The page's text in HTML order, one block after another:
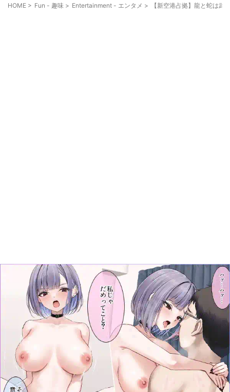
HOME > Fun - 趣味 > Entertainment - エンタメ > 【新空港占拠】龍と蛇は